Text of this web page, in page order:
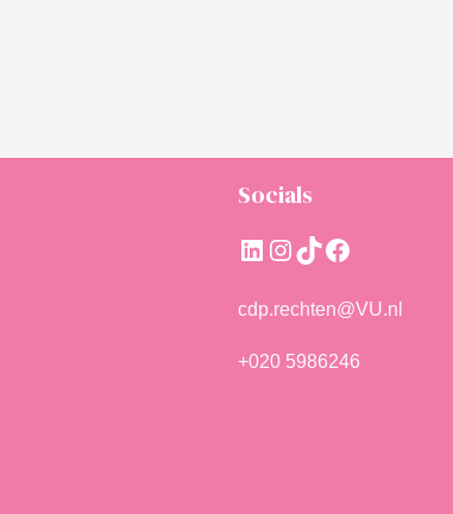
Socials
LinkedIn
Instagram
TikTokFacebook
cdp.rechten@VU.nl
+020 5986246